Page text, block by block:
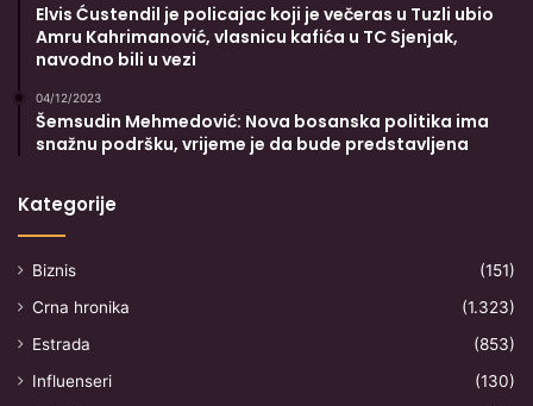
Elvis Ćustendil je policajac koji je večeras u Tuzli ubio
Amru Kahrimanović, vlasnicu kafića u TC Sjenjak,
navodno bili u vezi
04/12/2023
Šemsudin Mehmedović: Nova bosanska politika ima
snažnu podršku, vrijeme je da bude predstavljena
Kategorije
Biznis
(151)
Crna hronika
(1.323)
Estrada
(853)
Influenseri
(130)